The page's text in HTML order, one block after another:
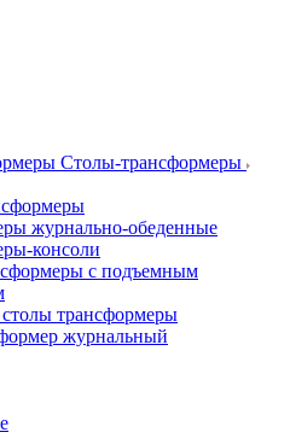
Столы-трансформеры
журнально-обеденные
консоли
с подъемным
трансформеры
журнальный